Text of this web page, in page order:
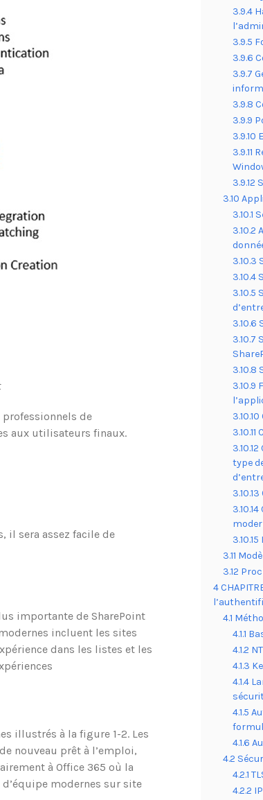
professionnels de
aux utilisateurs finaux.
il sera assez facile de
importante de SharePoint
incluent les sites
dans les listes et les
illustrés à la figure 1-2. Les
nouveau prêt à l’emploi,
à Office 365 où la
modernes sur site
3.9.4
3.9.5
3.9.6
3.9.7
3.9.8
3.9.9
3.9.11
3.9.12
3.10
3.10.1
3.10.2
3.10.3
3.10.4
3.10.5
3.10.6
3.10.7
3.10.9
type
3.11
3.12
4
4.1
4.1.1
4.1.2
4.1.3
4.1.4
4.1.5
4.1.6
4.2
4.2.1
4.2.2